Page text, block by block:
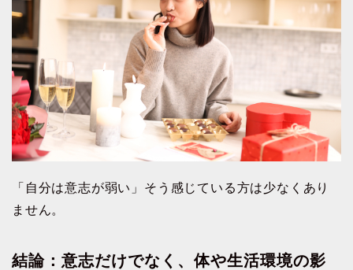
「自分は意志が弱い」そう感じている方は少なくあり
ません。
結論：意志だけでなく、体や生活環境の影